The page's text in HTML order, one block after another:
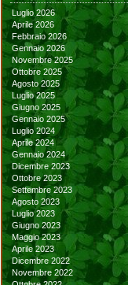
Luglio 2026
Aprile 2026
Febbraio 2026
Gennaio 2026
Novembre 2025
Ottobre 2025
Agosto 2025
Luglio 2025
Giugno 2025
Gennaio 2025
Luglio 2024
Aprile 2024
Gennaio 2024
Dicembre 2023
Ottobre 2023
Settembre 2023
Agosto 2023
Luglio 2023
Giugno 2023
Maggio 2023
Aprile 2023
Dicembre 2022
Novembre 2022